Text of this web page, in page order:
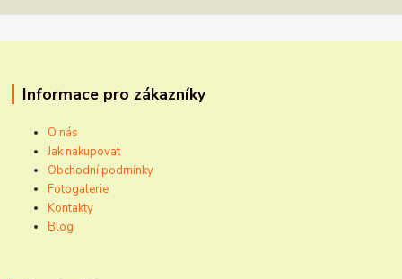
Informace pro zákazníky
O nás
Jak nakupovat
Obchodní podmínky
Fotogalerie
Kontakty
Blog